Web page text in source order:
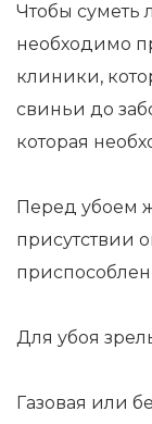
Чтобы суметь
необходимо
клиники,
свиньи до
которая
Перед убоем
присутствии
Для убоя
Газовая или